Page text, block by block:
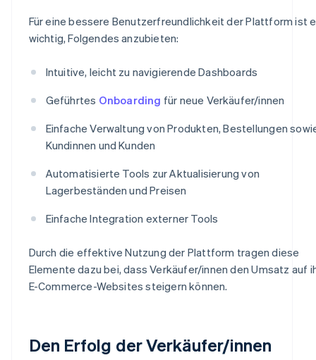
Für eine bessere Benutzerfreundlichkeit der Plattform ist
wichtig, Folgendes anzubieten:
Intuitive, leicht zu navigierende Dashboards
Geführtes Onboarding für neue Verkäufer/innen
Einfache Verwaltung von Produkten, Bestellungen
Kundinnen und Kunden
Automatisierte Tools zur Aktualisierung von
Lagerbeständen und Preisen
Einfache Integration externer Tools
Durch die effektive Nutzung der Plattform tragen diese
Elemente dazu bei, dass Verkäufer/innen den Umsatz auf
E-Commerce-Websites steigern können.
Den Erfolg der Verkäufer/innen